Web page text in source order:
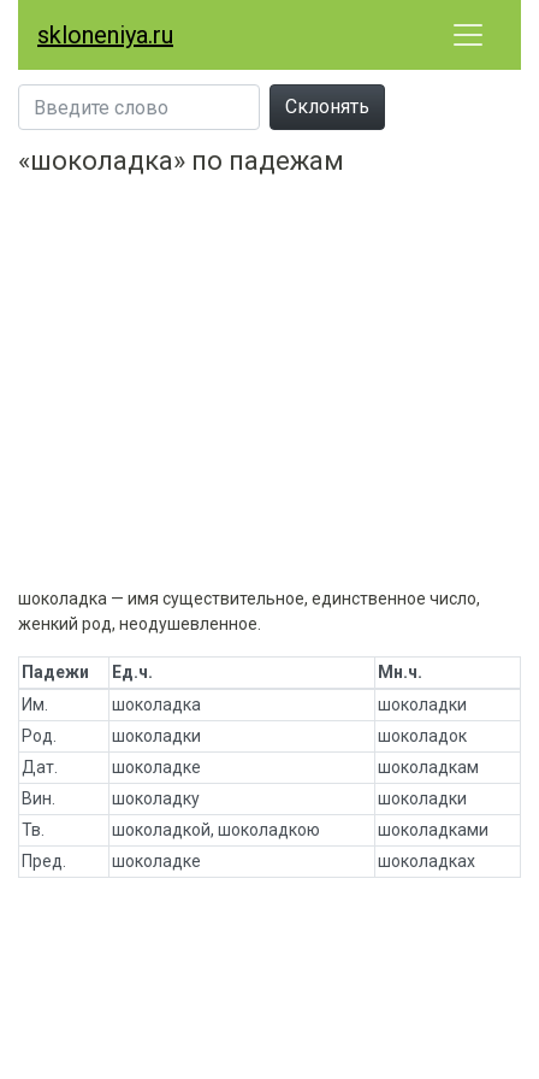
skloneniya.ru
Склонять
«шоколадка» по падежам
шоколадка — имя существительное, единственное число,
женкий род, неодушевленное.
Падежи Ед.ч.
Мн.ч.
Им.
шоколадка
шоколадки
Род.
шоколадки
шоколадок
Дат.
шоколадке
шоколадкам
Вин.
шоколадку
шоколадки
Тв.
шоколадкой, шоколадкою
шоколадками
Пред.
шоколадке шоколадках